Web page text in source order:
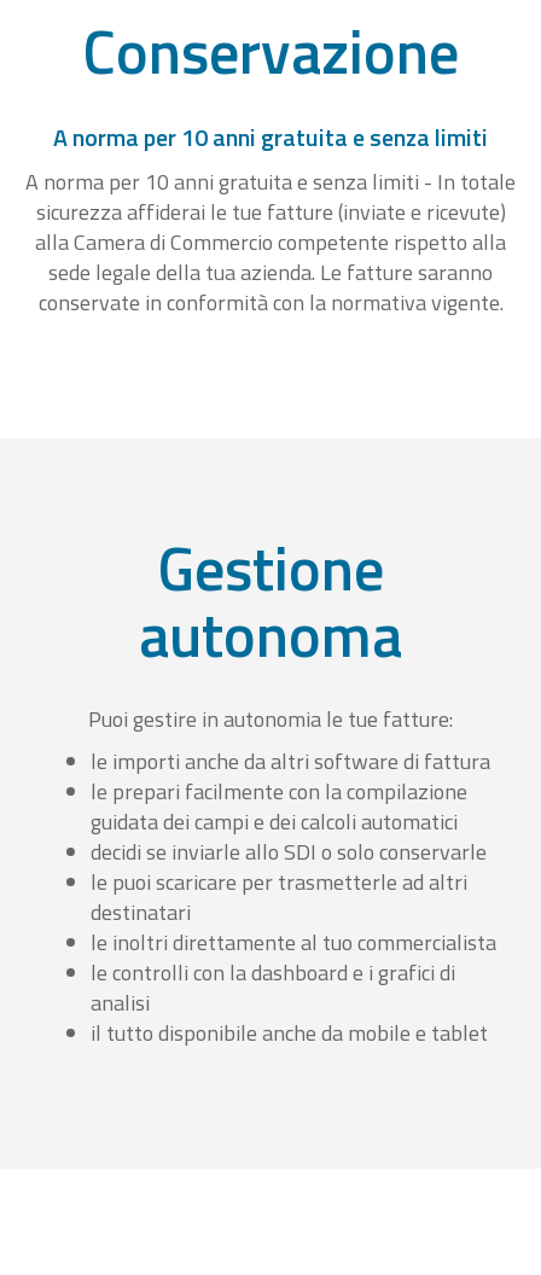
Conservazione
A norma per 10 anni gratuita e senza limiti
A norma per 10 anni gratuita e senza limiti - In totale
sicurezza affiderai le tue fatture (inviate e ricevute)
alla Camera di Commercio competente rispetto alla
sede legale della tua azienda. Le fatture saranno
conservate in conformità con la normativa vigente.
Gestione
autonoma
Puoi gestire in autonomia le tue fatture:
le importi anche da altri software di fattura
le prepari facilmente con la compilazione
guidata dei campi e dei calcoli automatici
decidi se inviarle allo SDI o solo conservarle
le puoi scaricare per trasmetterle ad altri
destinatari
le inoltri direttamente al tuo commercialista
le controlli con la dashboard e i grafici di
analisi
il tutto disponibile anche da mobile e tablet